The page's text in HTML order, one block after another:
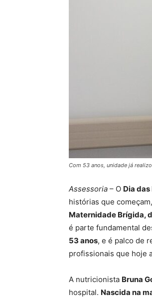
Com 53 anos, unidade já
Assessoria – O Dia
histórias que
Maternidade Brígida,
é parte fundamental
53 anos, e é palco de
profissionais que hoje
A nutricionista Bruna
hospital. Nascida na